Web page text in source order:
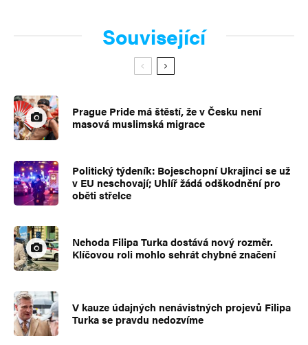
Související
Prague Pride má štěstí, že v Česku není
masová muslimská migrace
Politický týdeník: Bojeschopní Ukrajinci se už
v EU neschovají; Uhlíř žádá odškodnění pro
oběti střelce
Nehoda Filipa Turka dostává nový rozměr.
Klíčovou roli mohlo sehrát chybné značení
V kauze údajných nenávistných projevů Filipa
Turka se pravdu nedozvíme